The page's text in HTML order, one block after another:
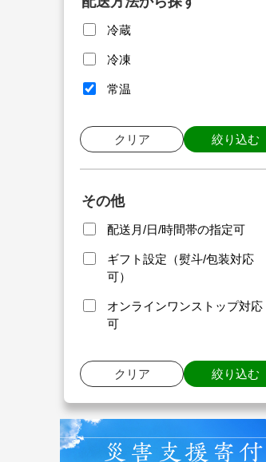
冷蔵
冷凍
常温
クリア 絞り込む
その他
配送月/日/時間帯の指定可
ギフト設定（熨斗/包装対応
可）
オンラインワンストップ対応
可
クリア 絞り込む